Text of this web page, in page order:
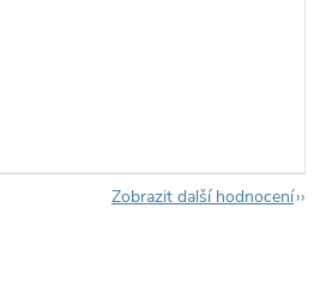
Zobrazit další hodnocení